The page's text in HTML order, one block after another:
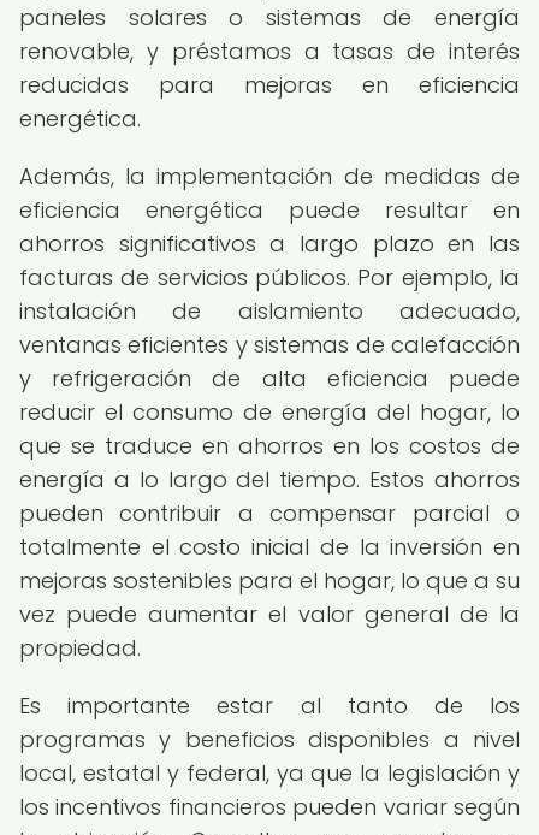
paneles solares o sistemas de energía
renovable, y préstamos a tasas de interés
reducidas para mejoras en eficiencia
energética.
Además, la implementación de medidas de
eficiencia energética puede resultar en
ahorros significativos a largo plazo en las
facturas de servicios públicos. Por ejemplo, la
instalación de aislamiento adecuado,
ventanas eficientes y sistemas de calefacción
y refrigeración de alta eficiencia puede
reducir el consumo de energía del hogar, lo
que se traduce en ahorros en los costos de
energía a lo largo del tiempo. Estos ahorros
pueden contribuir a compensar parcial o
totalmente el costo inicial de la inversión en
mejoras sostenibles para el hogar, lo que a su
vez puede aumentar el valor general de la
propiedad.
Es importante estar al tanto de los
programas y beneficios disponibles a nivel
local, estatal y federal, ya que la legislación y
los incentivos financieros pueden variar según